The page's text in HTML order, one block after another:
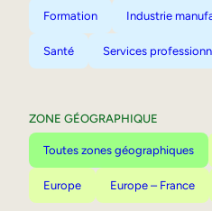
Formation Industrie
Santé Services
ZONE GÉOGRAPHIQUE
Toutes zones géographiques
Europe Europe – France